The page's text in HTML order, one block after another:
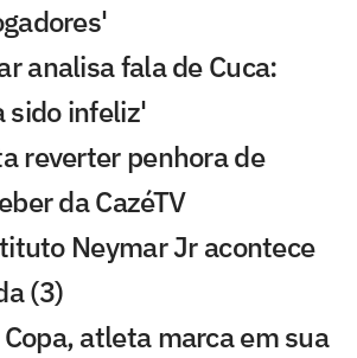
analisa fala de Cuca:
sido infeliz'
reverter penhora de
da CazéTV
Neymar Jr acontece
(3)
atleta marca em sua